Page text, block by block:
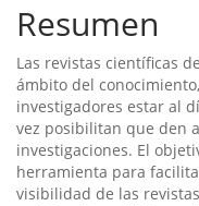
artículo
Resumen
Las revistas científicas
ámbito del
investigadores estar al
vez posibilitan que den
investigaciones. El
herramienta para
visibilidad de las